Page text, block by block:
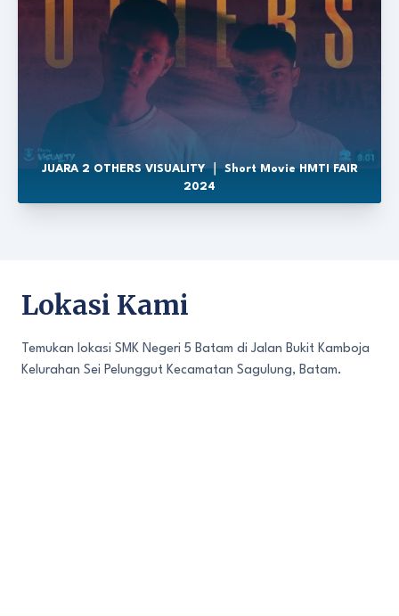
JUARA 2 OTHERS VISUALITY ｜ Short Movie HMTI FAIR
2024
Lokasi Kami
Temukan lokasi SMK Negeri 5 Batam di Jalan Bukit Kamboja
Kelurahan Sei Pelunggut Kecamatan Sagulung, Batam.